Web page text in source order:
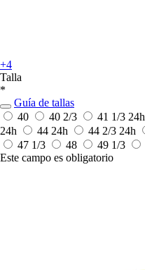
+4
Talla
*
Guía de tallas
40
40 2/3 41 1/3 24h
24h
44 24h 44 2/3 24h
47 1/3
48 49 1/3
Este campo es obligatorio